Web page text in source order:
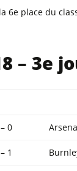
6e place du
– 3e
0
1